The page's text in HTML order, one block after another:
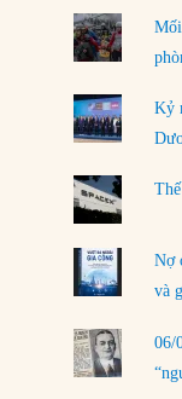
phải chịu
30/07/
Tập tìm
tròn thân
Kỷ
Nợ
và
06/